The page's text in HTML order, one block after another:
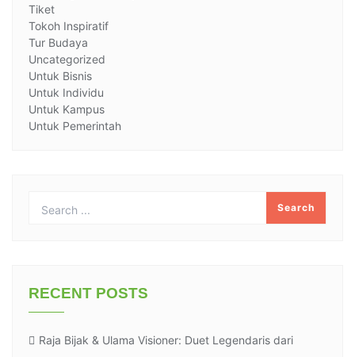
Tiket
Tokoh Inspiratif
Tur Budaya
Uncategorized
Untuk Bisnis
Untuk Individu
Untuk Kampus
Untuk Pemerintah
RECENT POSTS
Raja Bijak & Ulama Visioner: Duet Legendaris dari